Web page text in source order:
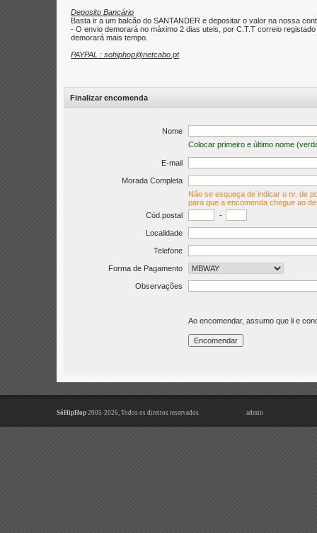
Deposito Bancário
Basta ir a um balcão do SANTANDER e depositar o valor na nossa
- O envio demorará no máximo 2 dias uteis, por C.T.T correio
demorará mais tempo.
PAYPAL : sohiphop@netcabo.pt
Finalizar encomenda
Nome
Colocar primeiro e último nome
E-mail
Morada Completa
Não se esqueça de indicar o nr. de
para que a encomenda chegue ao
Cód.postal
-
Localidade
Telefone
Forma de Pagamento
Observações
Ao encomendar, assumo que li e
SóHipHop 2005-2026, Todos os direitos reservados. admin